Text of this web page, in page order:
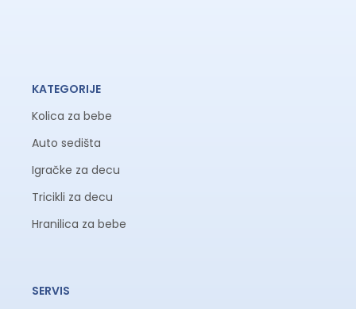
KATEGORIJE
Kolica za bebe
Auto sedišta
Igračke za decu
Tricikli za decu
Hranilica za bebe
SERVIS